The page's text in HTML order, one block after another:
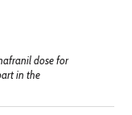
dose for
in the